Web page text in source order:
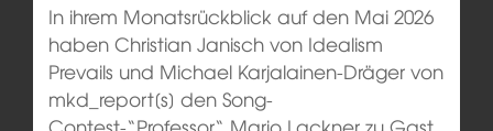
In ihrem Monatsrückblick auf den Mai 2026
haben Christian Janisch von Idealism
Prevails und Michael Karjalainen-Dräger von
mkd_report[s] den Song-
Contest-“Professor“ Mario Lackner zu Gast,